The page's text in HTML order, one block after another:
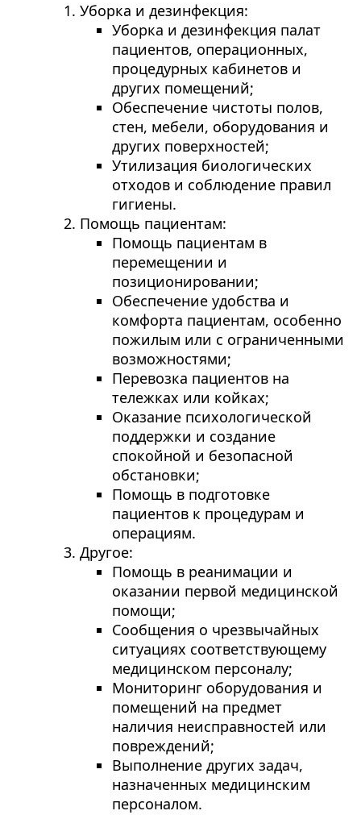
Уборка и дезинфекция:
Уборка и дезинфекция палат
пациентов, операционных,
процедурных кабинетов и
других помещений;
Обеспечение чистоты полов,
стен, мебели, оборудования и
других поверхностей;
Утилизация биологических
отходов и соблюдение правил
гигиены.
Помощь пациентам:
Помощь пациентам в
перемещении и
позиционировании;
Обеспечение удобства и
комфорта пациентам, особенно
пожилым или с ограниченными
возможностями;
Перевозка пациентов на
тележках или койках;
Оказание психологической
поддержки и создание
спокойной и безопасной
обстановки;
Помощь в подготовке
пациентов к процедурам и
операциям.
Другое:
Помощь в реанимации и
оказании первой медицинской
помощи;
Сообщения о чрезвычайных
ситуациях соответствующему
медицинском персоналу;
Мониторинг оборудования и
помещений на предмет
наличия неисправностей или
повреждений;
Выполнение других задач,
назначенных медицинским
персоналом.